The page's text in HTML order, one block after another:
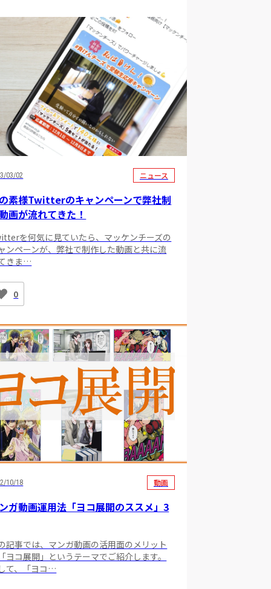
03/02 ニュース
素様Twitterのキャンペーンで弊社制
画が流れてきた！
を何気に見ていたら、マッケンチーズの
ンペーンが、弊社で制作した動画と共に流
きま…
0
10/18 動画
ガ動画運用法「ヨコ展開のススメ」3
記事では、マンガ動画の活用面のメリット
ヨコ展開」というテーマでご紹介します。
て、「ヨコ…